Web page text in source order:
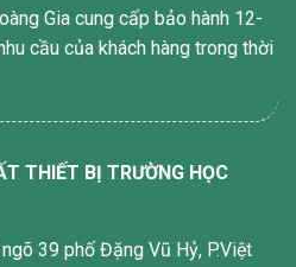
Gia cung cấp bảo hành 12-
cầu của khách hàng trong thời
THIẾT BỊ TRƯỜNG HỌC
39 phố Đặng Vũ Hỷ, P.Việt